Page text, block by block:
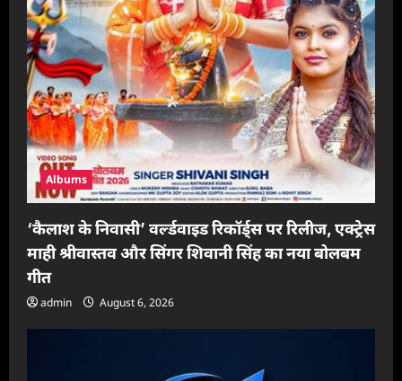
Albums
‘कैलाश के निवासी’ वर्ल्डवाइड रिकॉर्ड्स पर रिलीज, एक्ट्रेस
माही श्रीवास्तव और सिंगर शिवानी सिंह का नया बोलबम
गीत
admin August 6, 2026